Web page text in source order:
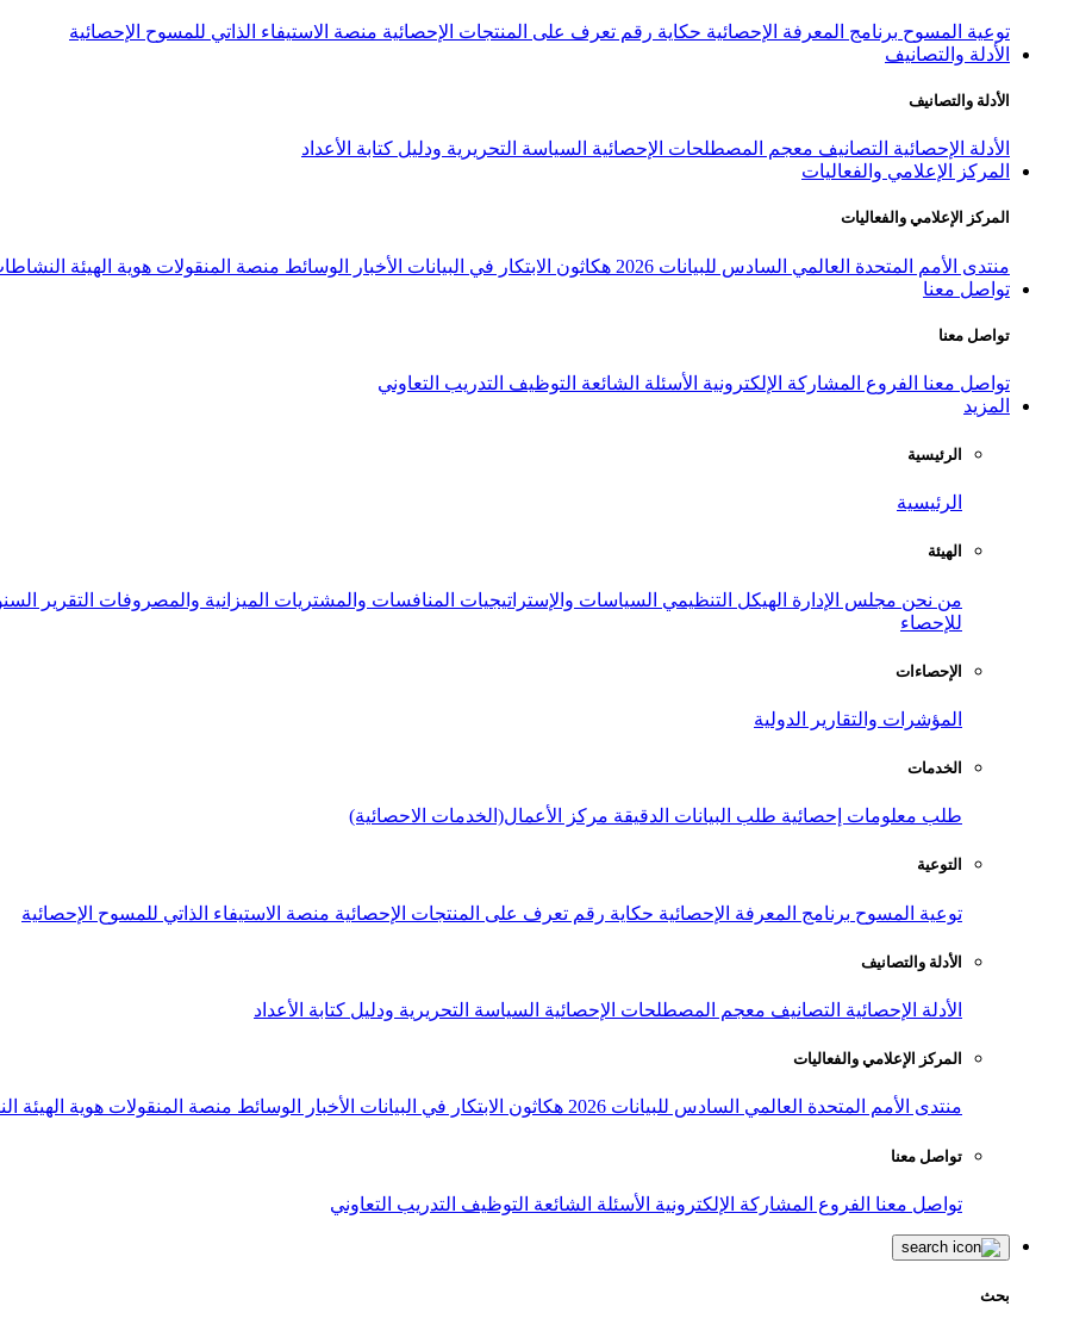
توعية المسوح برنامج المعرفة الإحصائية حكاية رقم تعرف على المنتجات الإحصائية منصة الاستيفاء الذاتي للمسوح الإحصائية
الأدلة والتصانيف
الأدلة والتصانيف
الأدلة الإحصائية التصانيف معجم المصطلحات الإحصائية السياسة التحريرية ودليل كتابة الأعداد
المركز الإعلامي والفعاليات
المركز الإعلامي والفعاليات
منتدى الأمم المتحدة العالمي السادس للبيانات 2026 هكاثون الابتكار في البيانات الأخبار الوسائط منصة المنقولات هوية الهيئة
تواصل معنا
تواصل معنا
تواصل معنا الفروع المشاركة الإلكترونية الأسئلة الشائعة التوظيف التدريب التعاوني
المزيد
الرئيسية
الرئيسية
الهيئة
من نحن مجلس الإدارة الهيكل التنظيمي السياسات والإستراتيجيات المنافسات والمشتريات الميزانية والمصروفات التقرير
للإحصاء
الإحصاءات
المؤشرات والتقارير الدولية
الخدمات
طلب معلومات إحصائية طلب البيانات الدقيقة مركز الأعمال(الخدمات الاحصائية)
التوعية
توعية المسوح برنامج المعرفة الإحصائية حكاية رقم تعرف على المنتجات الإحصائية منصة الاستيفاء الذاتي للمسوح الإحصائية
الأدلة والتصانيف
الأدلة الإحصائية التصانيف معجم المصطلحات الإحصائية السياسة التحريرية ودليل كتابة الأعداد
المركز الإعلامي والفعاليات
منتدى الأمم المتحدة العالمي السادس للبيانات 2026 هكاثون الابتكار في البيانات الأخبار الوسائط منصة المنقولات هوية الهيئة
تواصل معنا
تواصل معنا الفروع المشاركة الإلكترونية الأسئلة الشائعة التوظيف التدريب التعاوني
بحث